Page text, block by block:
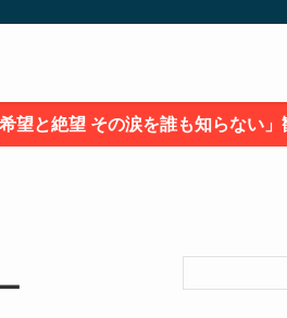
誰も知らない」観ました！